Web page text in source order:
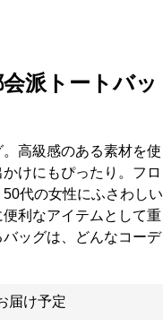
派トートバッ
高級感のある素材を使
けにもぴったり。フロ
代の女性にふさわしい
便利なアイテムとして重
ッグは、どんなコーデ
届け予定